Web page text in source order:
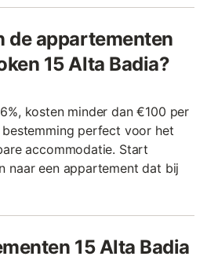
de appartementen
15 Alta Badia?
kosten minder dan €100 per
perfect voor het
accommodatie. Start
naar een appartement dat bij
15 Alta Badia